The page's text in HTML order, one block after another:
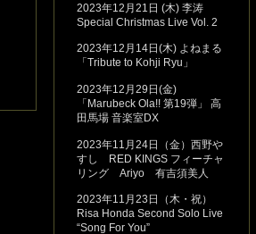
2023年12月21日 (木) 李涛
Special Christmas Live Vol. 2
2023年12月14日(木) よねまる
「Tribute to Kohji Ryu」
2023年12月29日(金)
「Marubeck Ola!! 第19弾」 高
田馬場 音楽室DX
2023年11月24日（金）西野や
すし RED KINGS フィーチャ
リング Ariyo 有吉須美人
2023年11月23日（木・祝）
Risa Honda Second Solo Live
“Song For You”